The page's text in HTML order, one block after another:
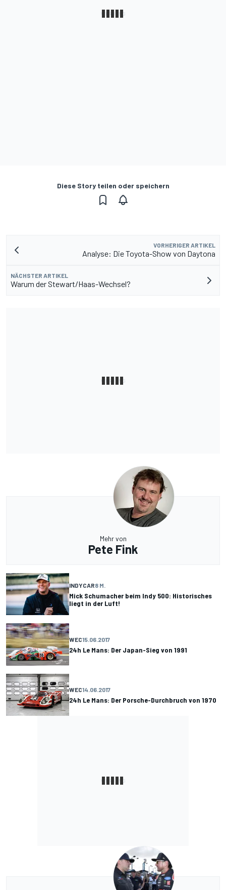
Diese Story teilen oder speichern
VORHERIGER ARTIKEL
Analyse: Die Toyota-Show von Daytona
NÄCHSTER ARTIKEL
Warum der Stewart/Haas-Wechsel?
Mehr von
Pete Fink
INDYCAR8 M.
Mick Schumacher beim Indy 500: Historisches
liegt in der Luft!
WEC15.06.2017
24h Le Mans: Der Japan-Sieg von 1991
WEC14.06.2017
24h Le Mans: Der Porsche-Durchbruch von 1970